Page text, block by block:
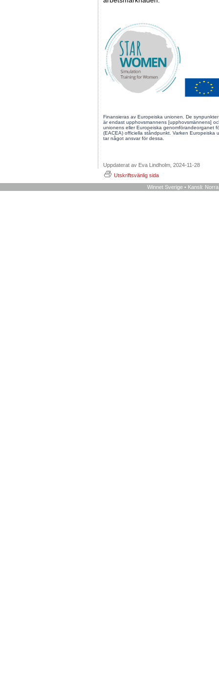
Finansieras av Europeiska unionen. De
är endast upphovsmannens [upphovsmännens]
unionens eller Europeiska genomförandeorganet
(EACEA) officiella ståndpunkt. Varken Europeiska
tar något ansvar för dessa.
Uppdaterat av Eva Lindholm, 2024-11-28
Utskriftsvänlig sida
Winnet Sverige • Kansli: